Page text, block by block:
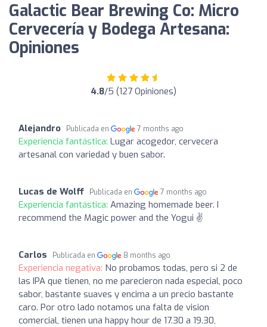
Galactic Bear Brewing Co: Micro
Cervecería y Bodega Artesana:
Opiniones
4.8/5 (127 Opiniones)
Alejandro Publicada en 7 months ago
Experiencia fantástica: Lugar acogedor, cervecera
artesanal con variedad y buen sabor.
Lucas de Wolff Publicada en 7 months ago
Experiencia fantástica: Amazing homemade beer. I
recommend the Magic power and the Yogui ✌️
Carlos Publicada en 8 months ago
Experiencia negativa: No probamos todas, pero si 2 de
las IPA que tienen, no me parecieron nada especial, poco
sabor, bastante suaves y encima a un precio bastante
caro. Por otro lado notamos una falta de vision
comercial, tienen una happy hour de 17.30 a 19.30,